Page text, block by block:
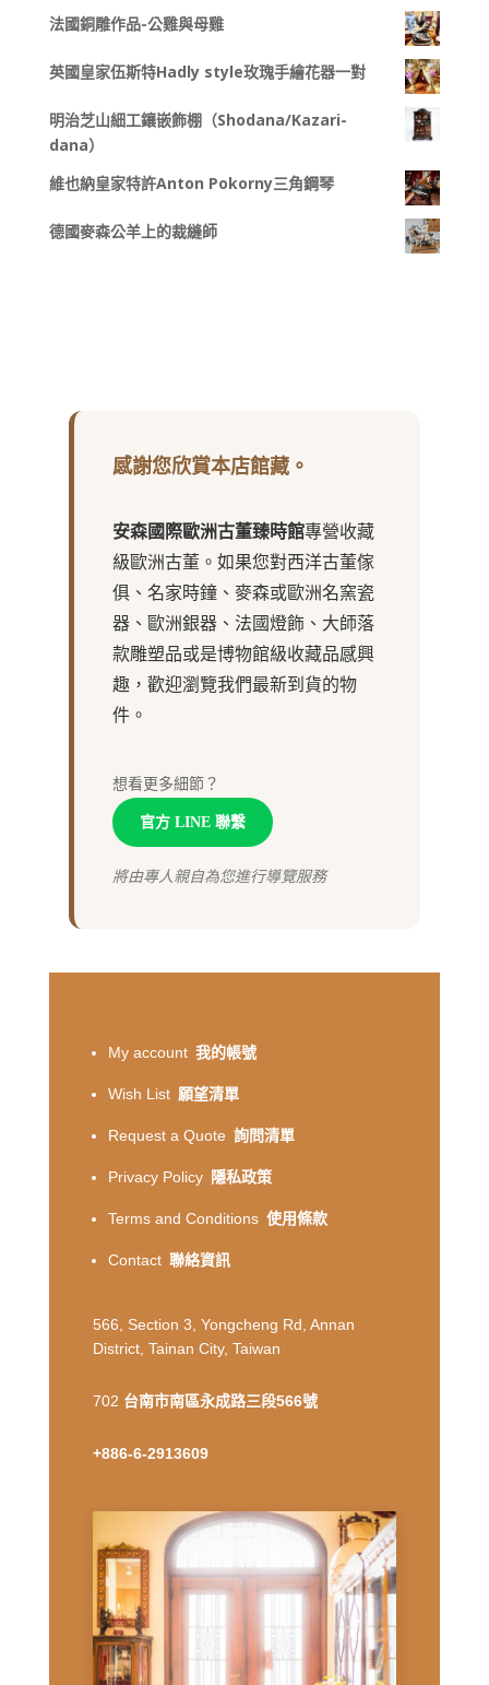
法國銅雕作品-公雞與母雞
英國皇家伍斯特Hadly style玫瑰手繪花器一對
明治芝山細工鑲嵌飾棚（Shodana/Kazari-
dana）
維也納皇家特許Anton Pokorny三角鋼琴
德國麥森公羊上的裁縫師
感謝您欣賞本店館藏。
安森國際歐洲古董臻時館專營收藏
級歐洲古董。如果您對西洋古董傢
俱、名家時鐘、麥森或歐洲名窯瓷
器、歐洲銀器、法國燈飾、大師落
款雕塑品或是博物館級收藏品感興
趣，歡迎瀏覽我們最新到貨的物
件。
想看更多細節？
官方 LINE 聯繫
將由專人親自為您進行導覽服務
My account 我的帳號
Wish List 願望清單
Request a Quote 詢問清單
Privacy Policy 隱私政策
Terms and Conditions 使用條款
Contact 聯絡資訊
566, Section 3, Yongcheng Rd, Annan
District, Tainan City, Taiwan
702 台南市南區永成路三段566號
+886-6-2913609